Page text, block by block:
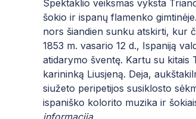
Spektaklio veiksmas vyksta
šokio ir ispanų flamenko
nors šiandien sunku atskirti, kur
1853 m. vasario 12 d., Ispaniją
atidarymo šventę. Kartu su kitais
karininką Liusjeną. Deja,
siužeto peripetijos susiklosto
ispaniško kolorito muzika ir
informacija